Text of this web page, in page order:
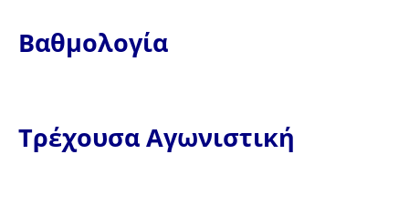
Βαθμολογία
Τρέχουσα Αγωνιστική